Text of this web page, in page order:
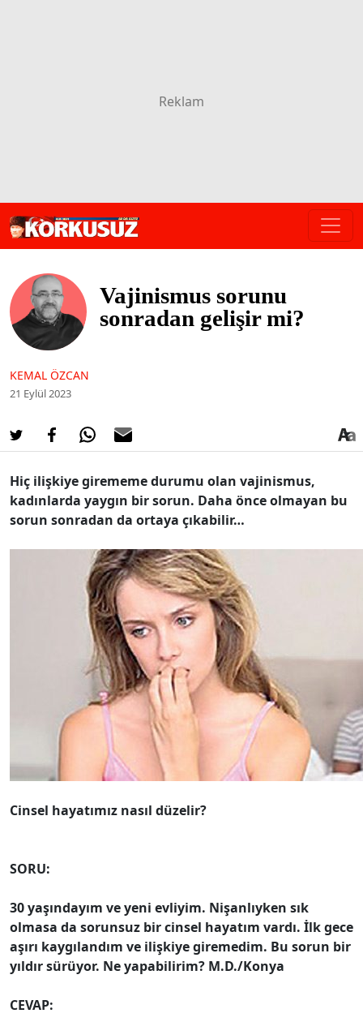
Vajinismus sorunu
sonradan gelişir mi?
KEMAL ÖZCAN
21 Eylül 2023
Hiç ilişkiye girememe durumu olan vajinismus,
kadınlarda yaygın bir sorun. Daha önce olmayan bu
sorun sonradan da ortaya çıkabilir…
Cinsel hayatımız nasıl düzelir?
SORU:
30 yaşındayım ve yeni evliyim. Nişanlıyken sık
olmasa da sorunsuz bir cinsel hayatım vardı. İlk gece
aşırı kaygılandım ve ilişkiye giremedim. Bu sorun bir
yıldır sürüyor. Ne yapabilirim? M.D./Konya
CEVAP: